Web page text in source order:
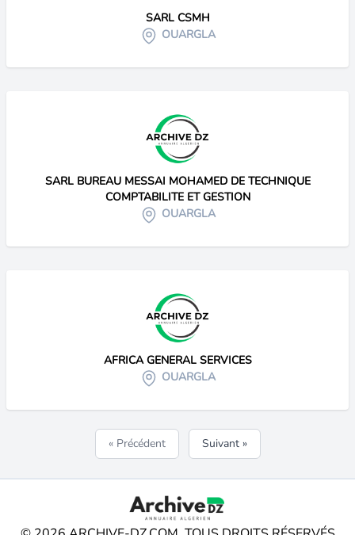
SARL CSMH
OUARGLA
SARL BUREAU MESSAI MOHAMED DE TECHNIQUE
COMPTABILITE ET GESTION
OUARGLA
AFRICA GENERAL SERVICES
OUARGLA
« Précédent Suivant »